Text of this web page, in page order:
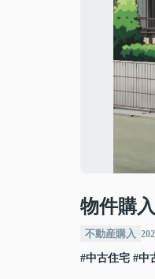
物件購
不動産購入
#中古住宅 #中